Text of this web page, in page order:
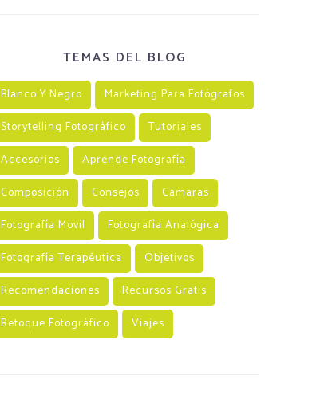
TEMAS DEL BLOG
Blanco Y Negro
Marketing Para Fotógrafos
Storytelling Fotográfico
Tutoriales
Accesorios
Aprende Fotografía
Composición
Consejos
Cámaras
Fotografía Movil
Fotografía Analógica
Fotografía Terapéutica
Objetivos
Recomendaciones
Recursos Gratis
Retoque Fotográfico
Viajes